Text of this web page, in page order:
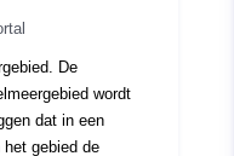
informatie uit
wordt de zone
de laag
een weergave
kunnen ook
De
wordt
dat in een
gebied de